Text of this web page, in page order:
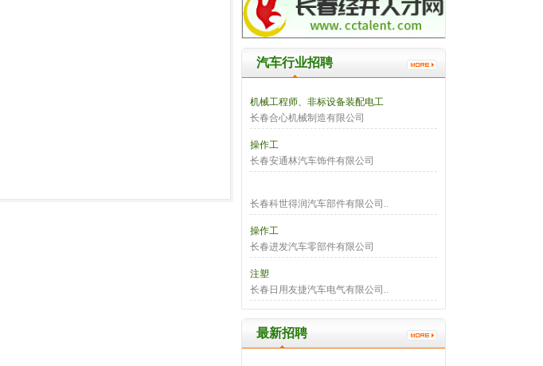
汽车行业招聘
机械工程师、非标设备装配电工
长春合心机械制造有限公司
操作工
长春安通林汽车饰件有限公司
长春科世得润汽车部件有限公司..
操作工
长春进发汽车零部件有限公司
注塑
长春日用友捷汽车电气有限公司..
最新招聘